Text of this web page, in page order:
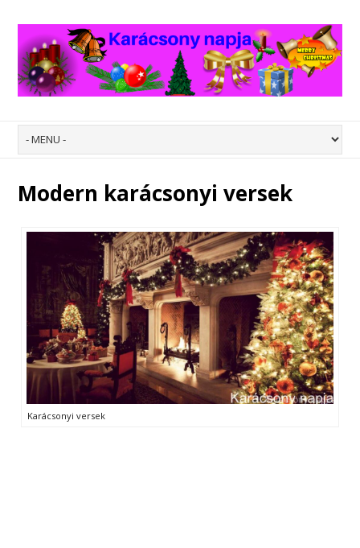
Modern karácsonyi versek
Karácsonyi versek